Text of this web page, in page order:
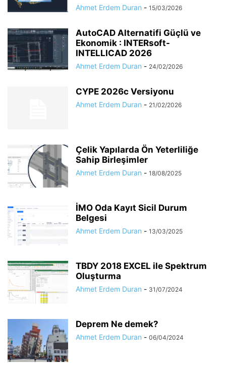
Ahmet Erdem Duran - 15/03/2026
AutoCAD Alternatifi Güçlü ve
Ekonomik : INTERsoft-
INTELLICAD 2026
Ahmet Erdem Duran - 24/02/2026
CYPE 2026c Versiyonu
Ahmet Erdem Duran - 21/02/2026
Çelik Yapılarda Ön Yeterliliğe
Sahip Birleşimler
Ahmet Erdem Duran - 18/08/2025
İMO Oda Kayıt Sicil Durum
Belgesi
Ahmet Erdem Duran - 13/03/2025
TBDY 2018 EXCEL ile Spektrum
Oluşturma
Ahmet Erdem Duran - 31/07/2024
Deprem Ne demek?
Ahmet Erdem Duran - 06/04/2024